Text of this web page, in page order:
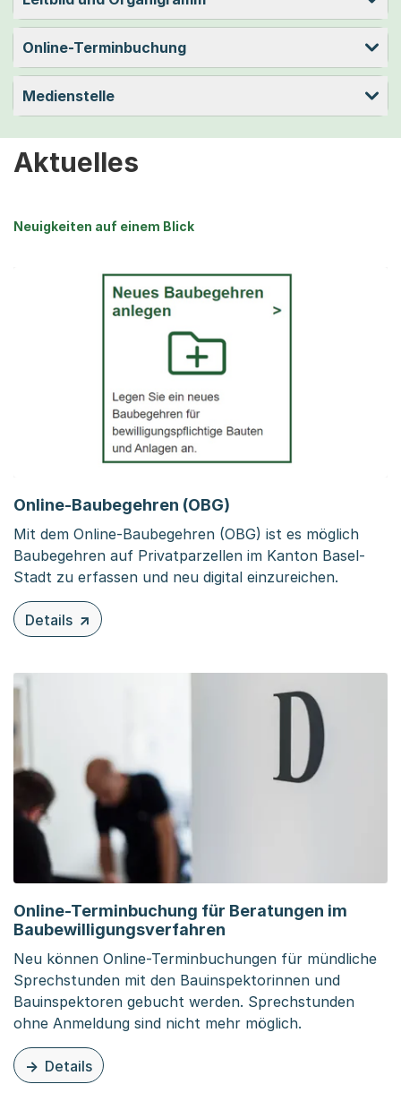
Online-Terminbuchung
Medienstelle
Aktuelles
Neuigkeiten auf einem Blick
Online-Baubegehren (OBG)
Mit dem Online-Baubegehren (OBG) ist es möglich
Baubegehren auf Privatparzellen im Kanton Basel-
Stadt zu erfassen und neu digital einzureichen.
Details
zu diesem Inhalt: Online-Baubegehren (OBG)
Online-Terminbuchung für Beratungen im
Baubewilligungsverfahren
Neu können Online-Terminbuchungen für mündliche
Sprechstunden mit den Bauinspektorinnen und
Bauinspektoren gebucht werden. Sprechstunden
ohne Anmeldung sind nicht mehr möglich.
Details
zu dieser Organisationsseite: Online-Terminbuchung